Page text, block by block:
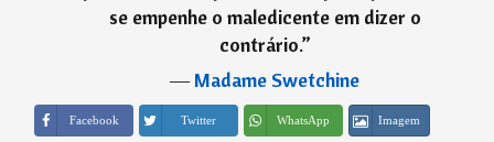
se empenhe o maledicente em dizer o
contrário.”
―Madame Swetchine
Facebook Twitter WhatsApp Imagem